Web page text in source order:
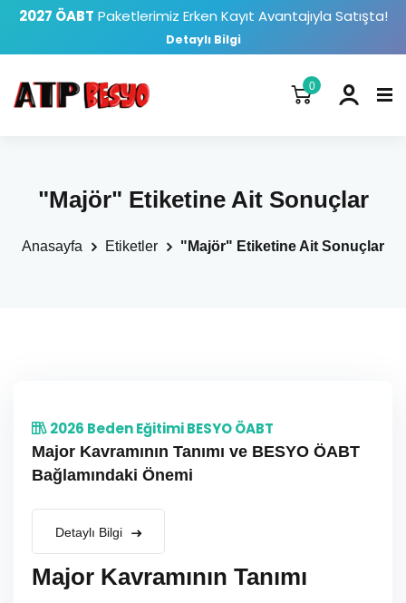
2027 ÖABT Paketlerimiz Erken Kayıt Avantajıyla Satışta!
Detaylı Bilgi
0
"Majör" Etiketine Ait Sonuçlar
Anasayfa Etiketler "Majör" Etiketine Ait Sonuçlar
2026 Beden Eğitimi BESYO ÖABT
Major Kavramının Tanımı ve BESYO ÖABT
Bağlamındaki Önemi
Detaylı Bilgi
Major Kavramının Tanımı